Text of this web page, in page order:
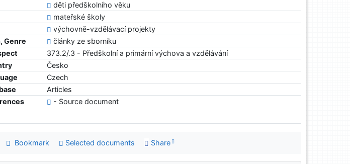
děti předškolního věku
mateřské školy
výchovně-vzdělávací projekty
Genre
články ze sborníku
373.2/.3 - Předškolní a primární výchova a vzdělávání
Česko
Czech
Articles
- Source document
Bookmark Selected documents Share